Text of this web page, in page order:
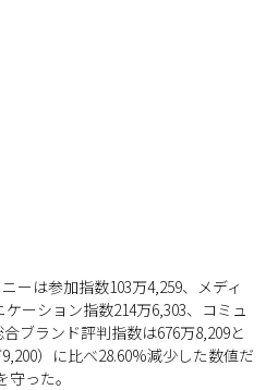
ーは参加指数103万4,259、メディ
ーション指数214万6,303、コミュ
ブランド評判指数は676万8,209と
）に比べ28.60%減少した数値だ
った。